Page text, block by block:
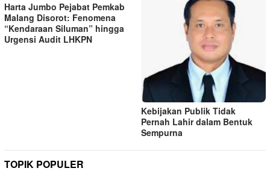
Harta Jumbo Pejabat Pemkab
Malang Disorot: Fenomena
“Kendaraan Siluman” hingga
Urgensi Audit LHKPN
Kebijakan Publik Tidak
Pernah Lahir dalam Bentuk
Sempurna
TOPIK POPULER